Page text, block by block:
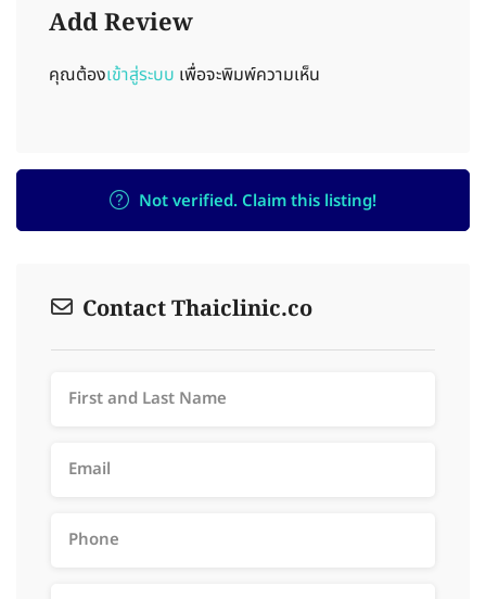
Add Review
คุณต้องเข้าสู่ระบบ เพื่อจะพิมพ์ความเห็น
Not verified. Claim this listing!
Contact Thaiclinic.co